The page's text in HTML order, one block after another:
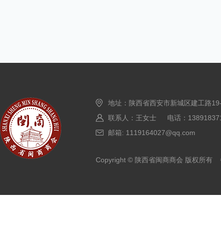
地址：陕西省西安市新城区建工路
联系人：王女士 电话：
邮箱: 1119164027@qq.com
Copyright © 陕西省闽商商会 版权所有